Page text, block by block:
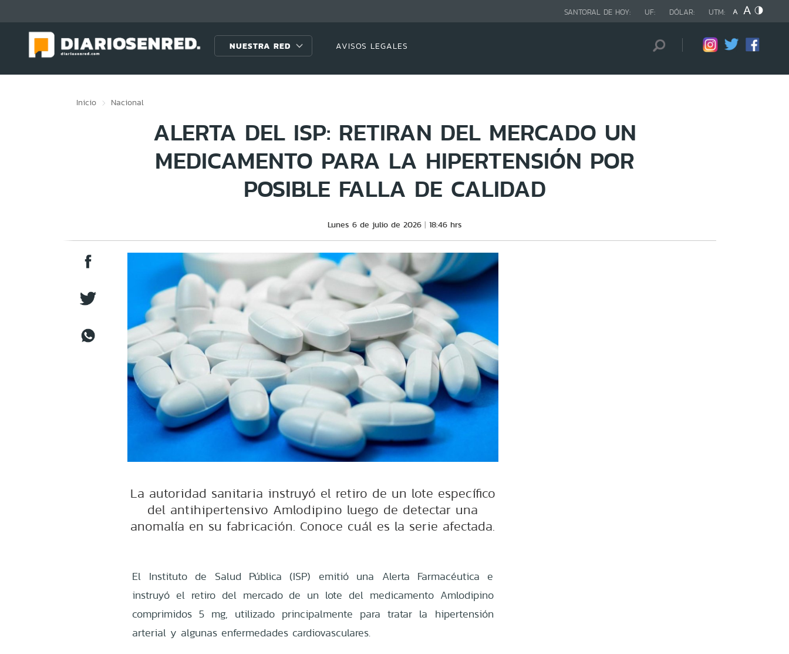
SANTORAL DE HOY: UF: DÓLAR: UTM:
NUESTRA RED AVISOS LEGALES
Inicio Nacional
ALERTA DEL ISP: RETIRAN DEL MERCADO UN
MEDICAMENTO PARA LA HIPERTENSIÓN POR
POSIBLE FALLA DE CALIDAD
Lunes 6 de julio de 2026 18:46 hrs
La autoridad sanitaria instruyó el retiro de un lote específico
del antihipertensivo Amlodipino luego de detectar una
anomalía en su fabricación. Conoce cuál es la serie afectada.
El Instituto de Salud Pública (ISP) emitió una Alerta Farmacéutica e
instruyó el retiro del mercado de un lote del medicamento Amlodipino
comprimidos 5 mg, utilizado principalmente para tratar la hipertensión
arterial y algunas enfermedades cardiovasculares.